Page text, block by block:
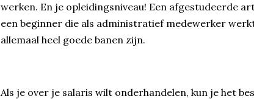
werken. En je opleidingsniveau! Een afgestudeerde
een beginner die als administratief medewerker
allemaal heel goede banen zijn.
Als je over je salaris wilt onderhandelen, kun je het